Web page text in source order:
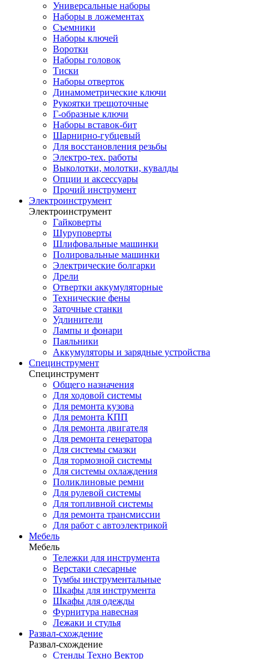
Универсальные наборы
Наборы в ложементах
Съемники
Наборы ключей
Воротки
Наборы головок
Тиски
Наборы отверток
Динамометрические ключи
Рукоятки трещоточные
Г-образные ключи
Наборы вставок-бит
Шарнирно-губцевый
Для восстановления резьбы
Электро-тех. работы
Выколотки, молотки, кувалды
Опции и аксессуары
Прочий инструмент
Электроинструмент
Электроинструмент
Гайковерты
Шуруповерты
Шлифовальные машинки
Полировальные машинки
Электрические болгарки
Дрели
Отвертки аккумуляторные
Технические фены
Заточные станки
Удлинители
Лампы и фонари
Паяльники
Аккумуляторы и зарядные устройства
Специнструмент
Специнструмент
Общего назначения
Для ходовой системы
Для ремонта кузова
Для ремонта КПП
Для ремонта двигателя
Для ремонта генератора
Для системы смазки
Для тормозной системы
Для системы охлаждения
Поликлиновые ремни
Для рулевой системы
Для топливной системы
Для ремонта трансмиссии
Для работ с автоэлектрикой
Мебель
Мебель
Тележки для инструмента
Верстаки слесарные
Тумбы инструментальные
Шкафы для инструмента
Шкафы для одежды
Фурнитура навесная
Лежаки и стулья
Развал-схождение
Развал-схождение
Стенды Техно Вектор